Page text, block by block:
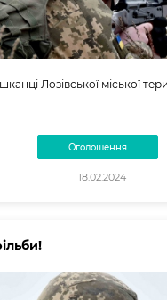
Лозівської міської
Оголошення
18.02.2024